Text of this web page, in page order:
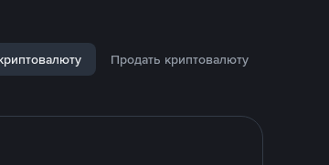
Продать криптовалюту